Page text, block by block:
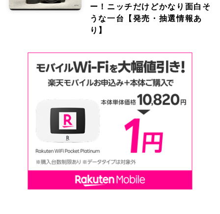
ー！ニッチだけどかなり面白そ
うな一台【発売・抽選情報あ
り】